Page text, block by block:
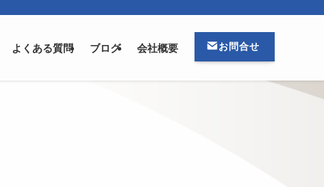
よくある質問 ブログ 会社概要 お問合せ